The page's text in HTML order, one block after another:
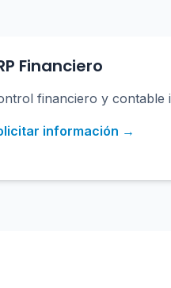
Financiero
financiero y contable
información →